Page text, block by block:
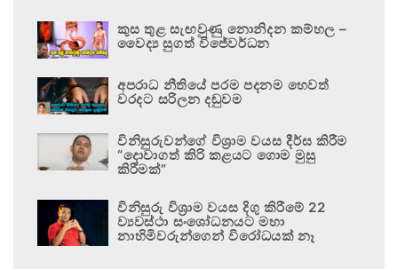
කුස තුළ සැඟවුණු නොනිදන කම්හල –
වෛද්‍ය සුගත් විජේවර්ධන
අපරාධ නීතියේ පරම පදනම හෙවත්
වරදට සරිලන දඬුවම
විනිසුරුවන්ගේ විශ්‍රාම වයස දීර්ඝ කිරීම
“දොවාගත් කිරි කළයට ගොම මුසු
කිරීමක්”
විනිසුරු විශ්‍රාම වයස දිගු කිරීමේ 22
ව්‍යවස්ථා සංශෝධනයට මහා
නාහිමිවරුන්ගෙන් විරෝධයක් නෑ